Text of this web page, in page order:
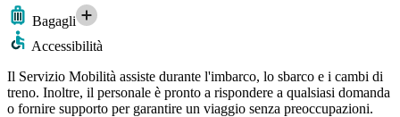
Bagagli
Accessibilità
Il Servizio Mobilità assiste durante l'imbarco, lo sbarco e i cambi di
treno. Inoltre, il personale è pronto a rispondere a qualsiasi domanda
o fornire supporto per garantire un viaggio senza preoccupazioni.